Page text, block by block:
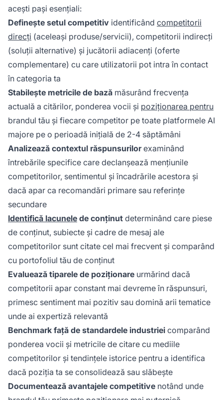
acești pași esențiali:
Definește setul competitiv identificând competitorii
direcți (aceleași produse/servicii), competitorii indirecți
(soluții alternative) și jucătorii adiacenți (oferte
complementare) cu care utilizatorii pot intra în contact
în categoria ta
Stabilește metricile de bază măsurând frecvența
actuală a citărilor, ponderea vocii și poziționarea pentru
brandul tău și fiecare competitor pe toate platformele AI
majore pe o perioadă inițială de 2-4 săptămâni
Analizează contextul răspunsurilorexaminând
întrebările specifice care declanșează mențiunile
competitorilor, sentimentul și încadrările acestora și
dacă apar ca recomandări primare sau referințe
secundare
Identifică lacunele de conținut determinând care piese
de conținut, subiecte și cadre de mesaj ale
competitorilor sunt citate cel mai frecvent și comparând
cu portofoliul tău de conținut
Evaluează tiparele de poziționare urmărind dacă
competitorii apar constant mai devreme în răspunsuri,
primesc sentiment mai pozitiv sau domină arii tematice
unde ai expertiză relevantă
Benchmark față de standardele industriei comparând
ponderea vocii și metricile de citare cu mediile
competitorilor și tendințele istorice pentru a identifica
dacă poziția ta se consolidează sau slăbește
Documentează avantajele competitive notând unde